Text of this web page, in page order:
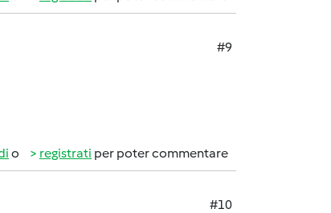
#9
o registrati per poter commentare
#10